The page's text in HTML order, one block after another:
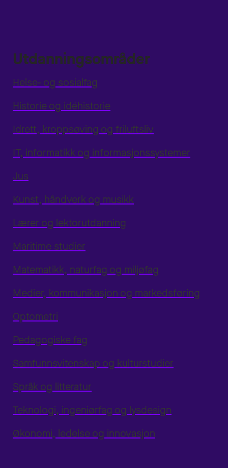
Utdanningsområder
Helse- og sosialfag
Historie og idéhistorie
Idrett, kroppsøving og friluftsliv
IT, informatikk og informasjonssystemer
Jus
Kunst, håndverk og musikk
Lærer og lektorutdanning
Maritime studier
Matematikk, naturfag og miljøfag
Medier, kommunikasjon og markedsføring
Optometri
Pedagogiske fag
Samfunnsvitenskap og kulturstudier
Språk og litteratur
Teknologi, ingeniørfag og lysdesign
Økonomi, ledelse og innovasjon